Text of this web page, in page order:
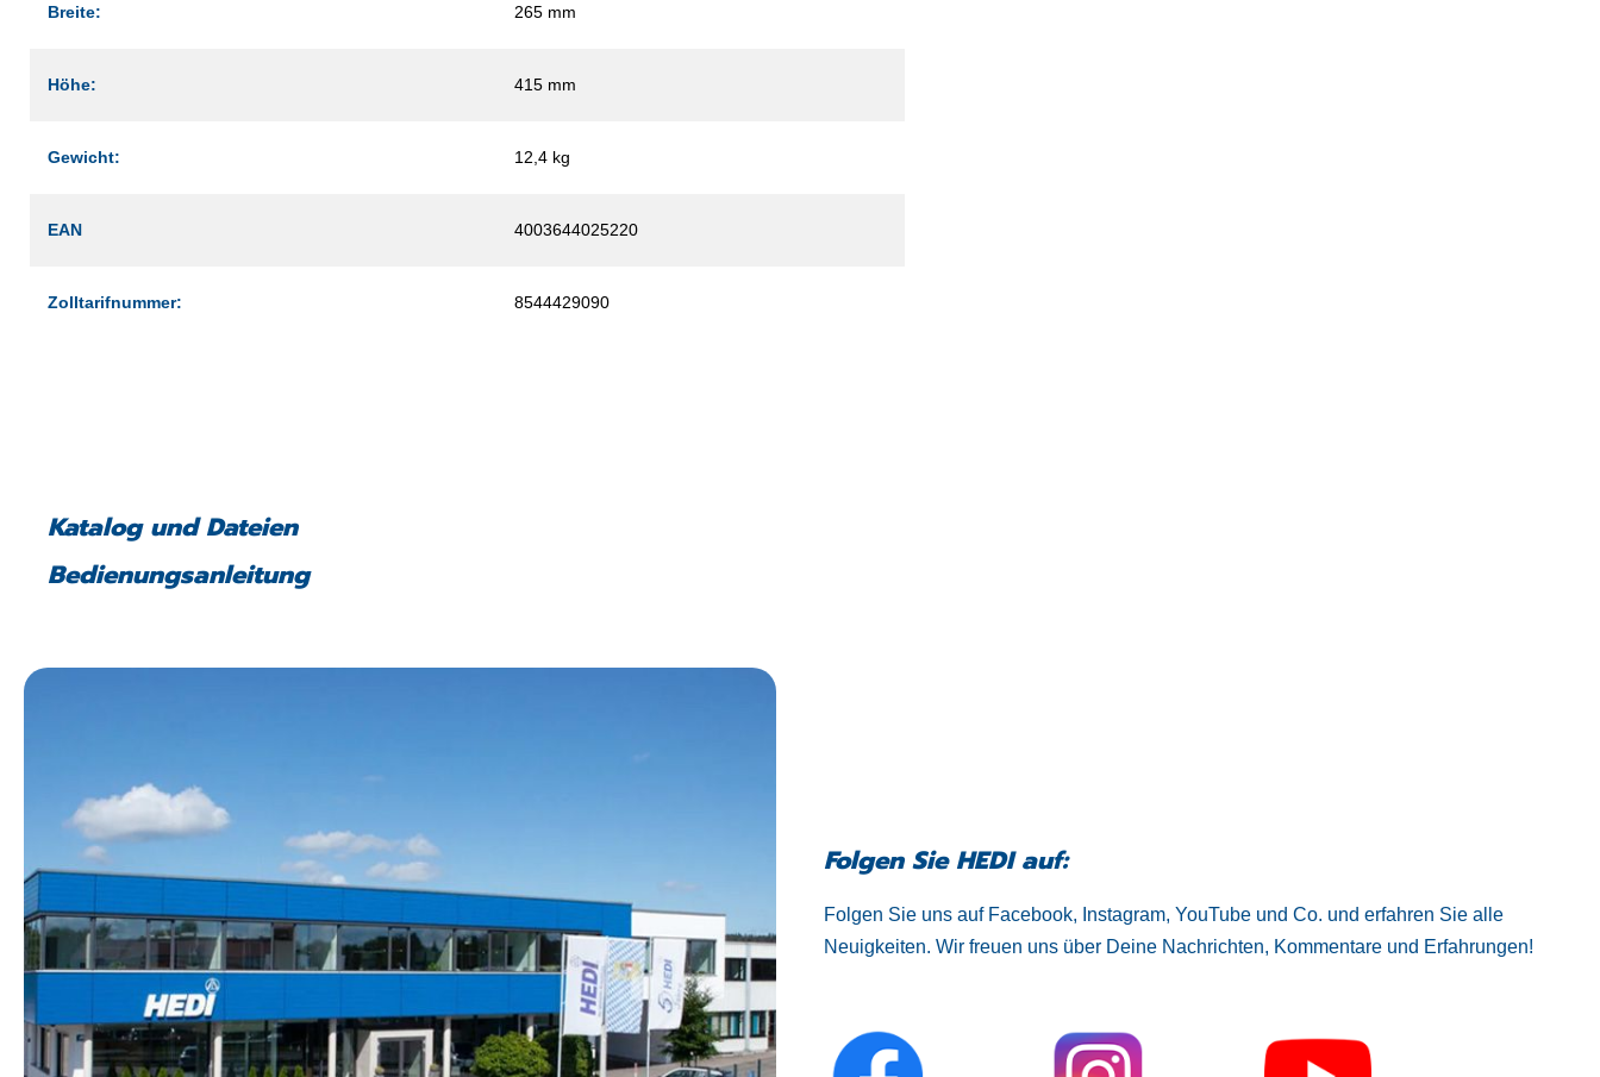
Breite: 265 mm
Höhe: 415 mm
Gewicht: 12,4 kg
EAN 4003644025220
Zolltarifnummer: 8544429090
Katalog und Dateien
Bedienungsanleitung
Folgen Sie HEDI auf:
Folgen Sie uns auf Facebook, Instagram, YouTube und Co. und erfahren Sie alle
Neuigkeiten. Wir freuen uns über Deine Nachrichten, Kommentare und Erfahrungen!